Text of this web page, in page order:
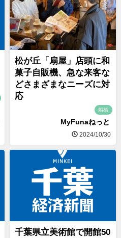
松が丘「扇屋」店頭に和
菓子自販機、急な来客な
どさまざまなニーズに対
応
船橋
MyFunaねっと
2024/10/30
千葉県立美術館で開館50